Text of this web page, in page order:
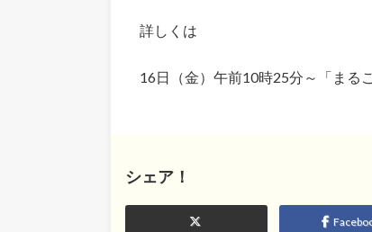
詳しくは
16日（金）午前10時25分～「まる
シェア！